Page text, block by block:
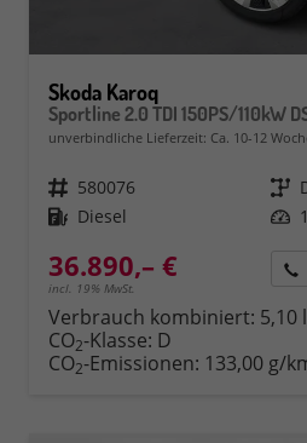
Skoda Karoq
Sportline 2.0 TDI 150PS/110kW
unverbindliche Lieferzeit: Ca. 10-12
Fahrzeugnr. 580076 Getriebe
Kraftstoff Diesel Leistung
36.890,– €
incl. 19% MwSt.
Verbrauch kombiniert: 5,10
CO2-Klasse: D
CO2-Emissionen: 133,00 g/